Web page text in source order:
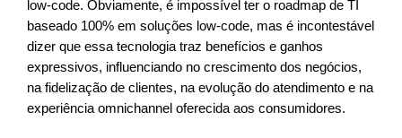
low-code. Obviamente, é impossível ter o roadmap de TI
baseado 100% em soluções low-code, mas é incontestável
dizer que essa tecnologia traz benefícios e ganhos
expressivos, influenciando no crescimento dos negócios,
na fidelização de clientes, na evolução do atendimento e na
experiência omnichannel oferecida aos consumidores.